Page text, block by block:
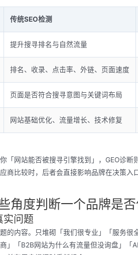
传统SEO检测
提升搜寻排名与自然流量
排名、收录、点击率、外链、页面速度
页面是否符合搜寻意图与关键词布局
网站基础优化、流量增长、技术修复
「网站能否被搜寻引擎找到」，GEO诊
商比较时，后者会直接影响品牌在决策入
角度判断一个品牌是
实问题
的内容。只堆砌「我们很专业」「服务
商」「B2B网站为什么有流量但没询盘」